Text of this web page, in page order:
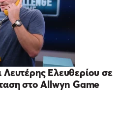
Ελευθερίου σε
στο Allwyn Game